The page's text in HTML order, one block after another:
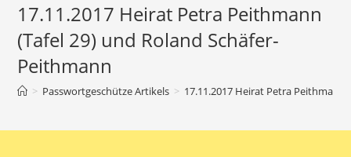
17.11.2017 Heirat Petra Peithmann
(Tafel 29) und Roland Schäfer-
Peithmann
> Passwortgeschütze Artikels > 17.11.2017 Heirat Petra